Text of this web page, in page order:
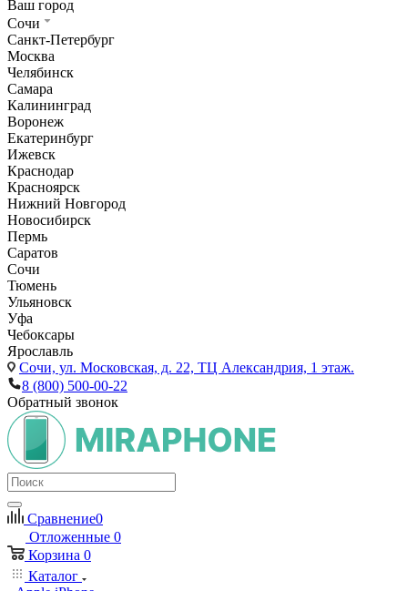
Ваш город
Сочи
Санкт-Петербург
Москва
Челябинск
Самара
Калининград
Воронеж
Екатеринбург
Ижевск
Краснодар
Красноярск
Нижний Новгород
Новосибирск
Пермь
Саратов
Сочи
Тюмень
Ульяновск
Уфа
Чебоксары
Ярославль
Сочи, ул. Московская, д. 22, ТЦ Александрия, 1 этаж.
8 (800) 500-00-22
Обратный звонок
Сравнение0
Отложенные 0
Корзина 0
Каталог